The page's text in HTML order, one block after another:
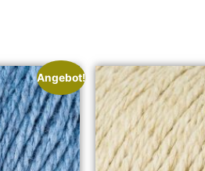
Angebot!